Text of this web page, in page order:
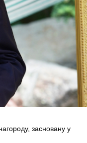
засновану у